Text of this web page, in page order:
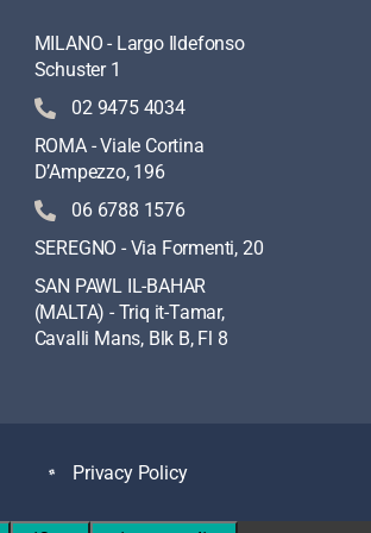
MILANO - Largo Ildefonso
Schuster 1
02 9475 4034
ROMA - Viale Cortina
D’Ampezzo, 196
06 6788 1576
SEREGNO - Via Formenti, 20
SAN PAWL IL-BAHAR
(MALTA) - Triq it-Tamar,
Cavalli Mans, Blk B, Fl 8
Privacy Policy